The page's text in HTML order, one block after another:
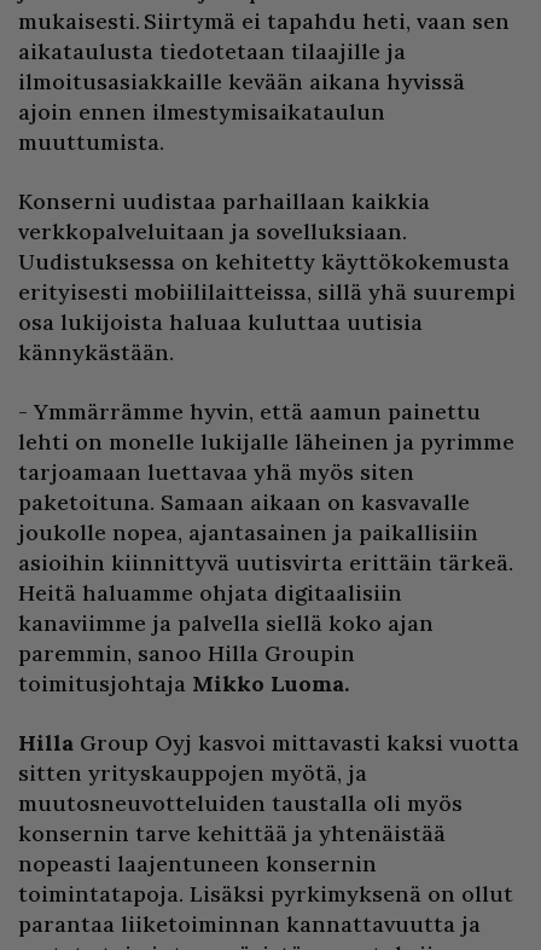
mukaisesti. Siirtymä ei tapahdu heti, vaan sen
aikataulusta tiedotetaan tilaajille ja
ilmoitusasiakkaille kevään aikana hyvissä
ajoin ennen ilmestymisaikataulun
muuttumista.
Konserni uudistaa parhaillaan kaikkia
verkkopalveluitaan ja sovelluksiaan.
Uudistuksessa on kehitetty käyttökokemusta
erityisesti mobiililaitteissa, sillä yhä suurempi
osa lukijoista haluaa kuluttaa uutisia
kännykästään.
- Ymmärrämme hyvin, että aamun painettu
lehti on monelle lukijalle läheinen ja pyrimme
tarjoamaan luettavaa yhä myös siten
paketoituna. Samaan aikaan on kasvavalle
joukolle nopea, ajantasainen ja paikallisiin
asioihin kiinnittyvä uutisvirta erittäin tärkeä.
Heitä haluamme ohjata digitaalisiin
kanaviimme ja palvella siellä koko ajan
paremmin, sanoo Hilla Groupin
toimitusjohtaja Mikko Luoma.
Hilla Group Oyj kasvoi mittavasti kaksi vuotta
sitten yrityskauppojen myötä, ja
muutosneuvotteluiden taustalla oli myös
konsernin tarve kehittää ja yhtenäistää
nopeasti laajentuneen konsernin
toimintatapoja. Lisäksi pyrkimyksenä on ollut
parantaa liiketoiminnan kannattavuutta ja